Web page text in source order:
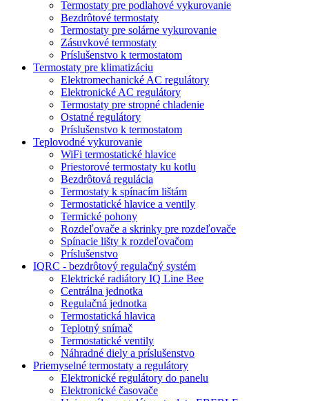
Termostaty pre podlahové vykurovanie
Bezdrôtové termostaty
Termostaty pre solárne vykurovanie
Zásuvkové termostaty
Príslušenstvo k termostatom
Termostaty pre klimatizáciu
Elektromechanické AC regulátory
Elektronické AC regulátory
Termostaty pre stropné chladenie
Ostatné regulátory
Príslušenstvo k termostatom
Teplovodné vykurovanie
WiFi termostatické hlavice
Priestorové termostaty ku kotlu
Bezdrôtová regulácia
Termostaty k spínacím lištám
Termostatické hlavice a ventily
Termické pohony
Rozdeľovače a skrinky pre rozdeľovače
Spínacie lišty k rozdeľovačom
Príslušenstvo
IQRC - bezdrôtový regulačný systém
Elektrické radiátory IQ Line Bee
Centrálna jednotka
Regulačná jednotka
Termostatická hlavica
Teplotný snímač
Termostatické ventily
Náhradné diely a príslušenstvo
Priemyselné termostaty a regulátory
Elektronické regulátory do panelu
Elektronické časovače